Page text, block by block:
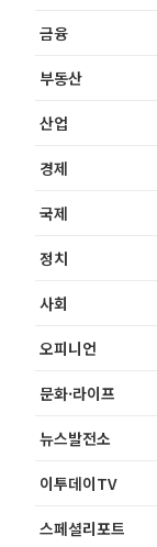
금융
부동산
산업
경제
국제
정치
사회
오피니언
문화·라이프
뉴스발전소
이투데이TV
스페셜리포트